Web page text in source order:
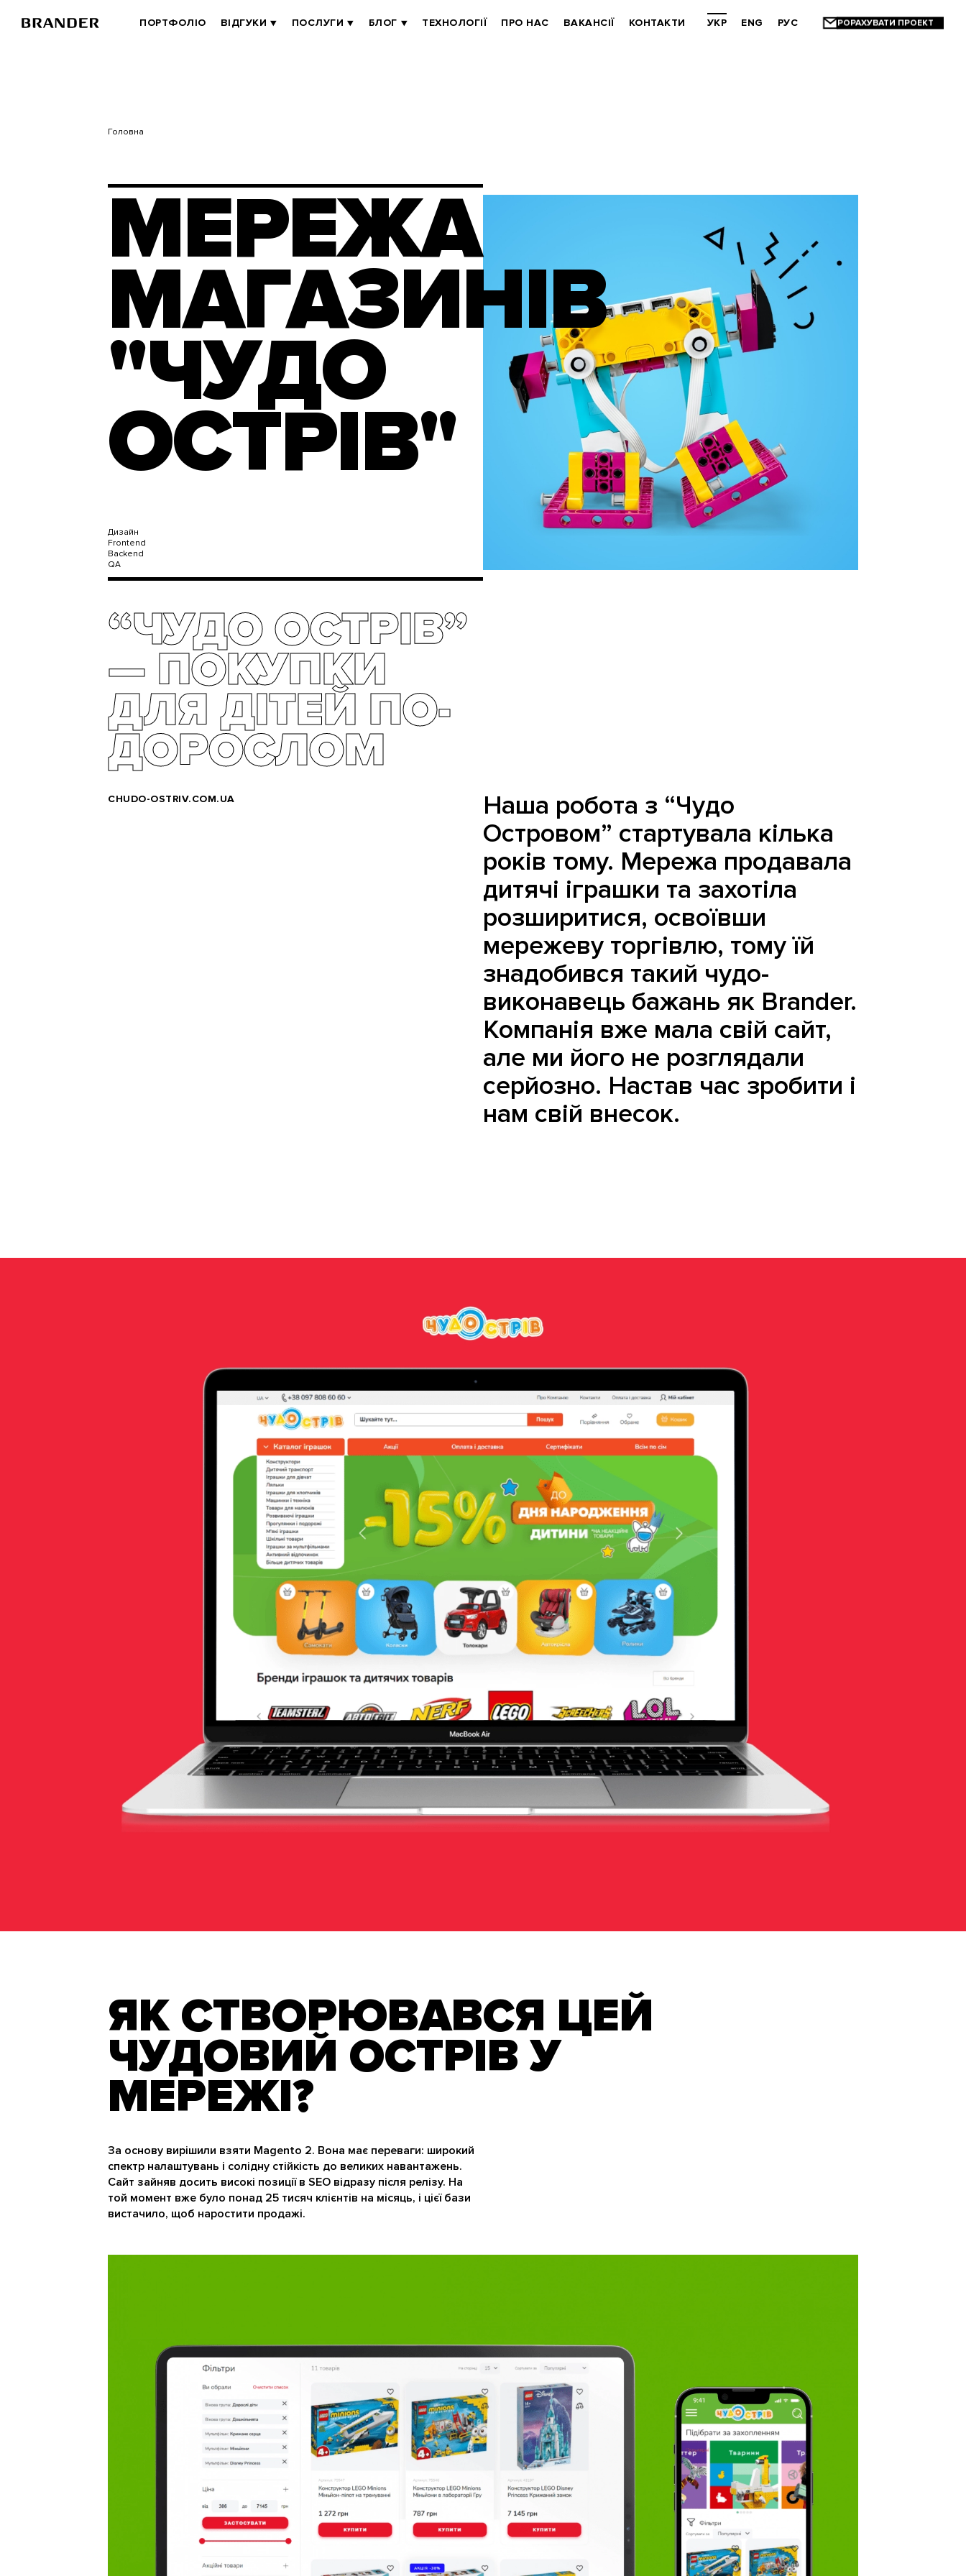
BRANDER
ПОРТФОЛІО ВІДГУКИ ПОСЛУГИ БЛОГ ТЕХНОЛОГІЇ ПРО НАС ВАКАНСІЇ КОНТАКТИ УКР ENG РУС
Головна
МЕРЕЖА
МАГАЗИНІВ
"ЧУДО
ОСТРІВ"
Дизайн
Frontend
Backend
QA
“ЧУДО ОСТРІВ”
— ПОКУПКИ
ДЛЯ ДІТЕЙ ПО-
ДОРОСЛОМ
CHUDO-OSTRIV.COM.UA
Наша робота з “Чудо
Островом” стартувала кілька
років тому. Мережа продавала
дитячі іграшки та захотіла
розширитися, освоївши
мережеву торгівлю, тому їй
знадобився такий чудо-
виконавець бажань як Brander.
Компанія вже мала свій сайт,
але ми його не розглядали
серйозно. Настав час зробити і
нам свій внесок.
ЯК СТВОРЮВАВСЯ ЦЕЙ
ЧУДОВИЙ ОСТРІВ У
МЕРЕЖІ?
За основу вирішили взяти Magento 2. Вона має переваги: ​​широкий
спектр налаштувань і солідну стійкість до великих навантажень.
Сайт зайняв досить високі позиції в SEO відразу після релізу. На
той момент вже було понад 25 тисяч клієнтів на місяць, і цієї бази
вистачило, щоб наростити продажі.